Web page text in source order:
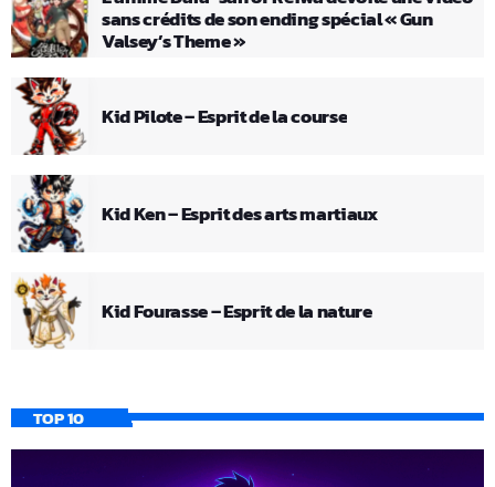
sans crédits de son ending spécial « Gun
Valsey’s Theme »
Kid Pilote – Esprit de la course
Kid Ken – Esprit des arts martiaux
Kid Fourasse – Esprit de la nature
TOP 10